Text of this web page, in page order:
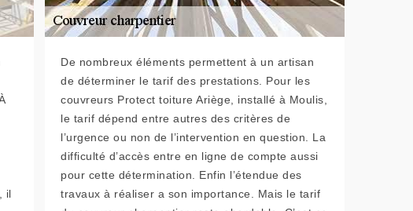
il
De nombreux éléments permettent à un artisan
de déterminer le tarif des prestations. Pour les
couvreurs Protect toiture Ariège, installé à Moulis,
le tarif dépend entre autres des critères de
l’urgence ou non de l’intervention en question. La
difficulté d’accès entre en ligne de compte aussi
pour cette détermination. Enfin l’étendue des
travaux à réaliser a son importance. Mais le tarif